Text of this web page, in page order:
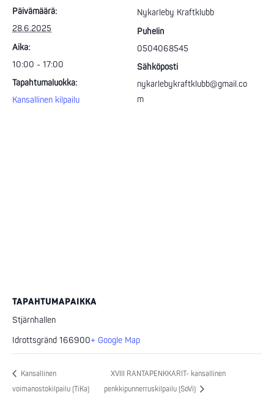
Päivämäärä:
28.6.2025
Aika:
10:00 - 17:00
Tapahtumaluokka:
Kansallinen kilpailu
Nykarleby Kraftklubb
Puhelin
0504068545
Sähköposti
nykarlebykraftklubb@gmail.co
m
TAPAHTUMAPAIKKA
Stjärnhallen
Idrottsgränd 166900+ Google Map
Kansallinen
voimanostokilpailu (TiKa)
XVIII RANTAPENKKARIT- kansallinen
penkkipunnerruskilpailu (SoVi)